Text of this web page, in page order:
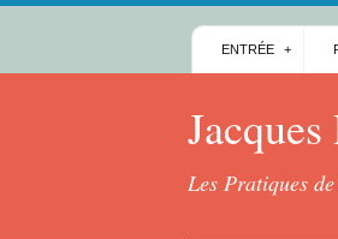
ENTRÉE
Jacques
Les Pratiques